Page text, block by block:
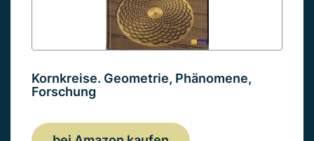
Kornkreise. Geometrie, Phänomene,
Forschung